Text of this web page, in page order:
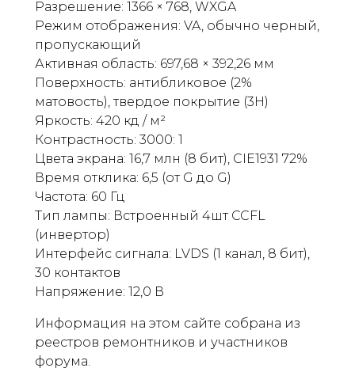
Разрешение: 1366 × 768, WXGA
Режим отображения: VA, обычно черный,
пропускающий
Активная область: 697,68 × 392,26 мм
Поверхность: антибликовое (2%
матовость), твердое покрытие (3H)
Яркость: 420 кд / м²
Контрастность: 3000: 1
Цвета экрана: 16,7 млн ​​(8 бит), CIE1931 72%
Время отклика: 6,5 (от G до G)
Частота: 60 ​​Гц
Тип лампы: Встроенный 4шт CCFL
(инвертор)
Интерфейс сигнала: LVDS (1 канал, 8 бит),
30 контактов
Напряжение: 12,0 В
Информация на этом сайте собрана из
реестров ремонтников и участников
форума.